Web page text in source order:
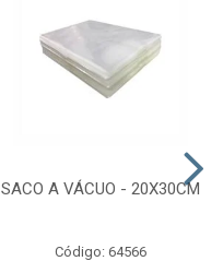
SACO A VÁCUO - 20X30CM
Código: 64566